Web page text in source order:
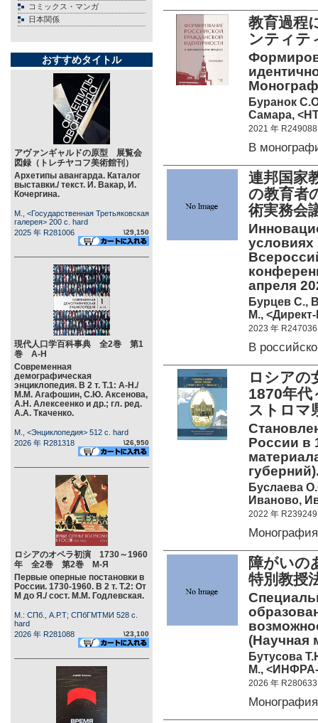
コミックス・マンガ
日本関係
おすすめタイトル
アヴァンギャルドの原型 展覧会
図録（トレチヤコフ美術館刊）
Архетипы авангарда. Каталог
выставки./ текст. И. Вакар, И.
Кочергина.
М., <Государственная Третьяковская
галерея> 200 c. hard
2025 年 R281006
\29,150
現代人口学百科事典 全2巻 第1
巻 А-Н
Современная
демографическая
энциклопедия. В 2 т. Т.1: А-Н./
М.М. Агафошин, С.Ю. Аксенова,
А.Н. Алексеенко и др.; гл. ред.
А.А. Ткаченко.
М., <Энциклопедия> 512 c. hard
2026 年 R281318
\26,950
ロシアのオペラ初演 1730～1960
年 全2巻 第2巻 М-Я
Первые оперные постановки в
России. 1730-1960. В 2 т. Т.2: От
М до Я./ сост. М.М. Годлевская.
М.: СПб., А.Р.Т; СПбГМТМИ 528 c.
hard
2026 年 R281088
\23,100
教育過程
ンティテ
Буранок
Самара,
2021 年 R249088
В
連邦国家
の教育者
術実務会
апреля
Бурцев С.,
М.,
2023 年 R247036
В
ロシア
1870年代
ストロマ
России в
Буслаева
Иваново,
2022 年 R239249
障がいの
特別教授
(Научная
Бутусова
М., <ИНФРА-
2026 年 R280633